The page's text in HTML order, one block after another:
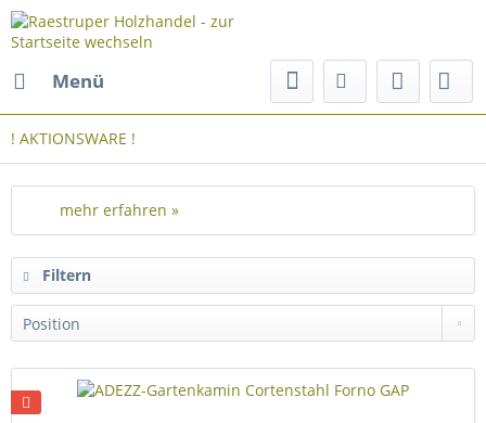
Menü
! AKTIONSWARE !
mehr erfahren »
Filtern